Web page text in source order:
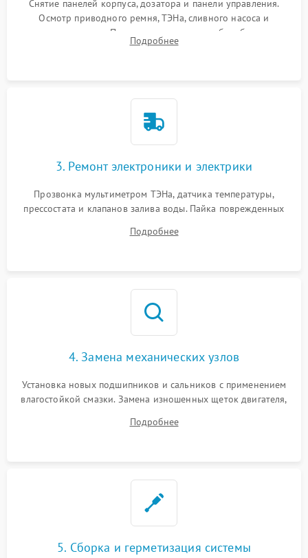
Снятие панелей корпуса, дозатора и панели управления.
Осмотр приводного ремня, ТЭНа, сливного насоса и
амортизаторов. Проверка подшипников барабана и
крестовины на износ, а манжеты люка на разрывы.
Подробнее
3. Ремонт электроники и электрики
Прозвонка мультиметром ТЭНа, датчика температуры,
прессостата и клапанов залива воды. Пайка поврежденных
Восстановление целостности проводки и контактов.
Подробнее
4. Замена механических узлов
Установка новых подшипников и сальников с применением
влагостойкой смазки. Замена изношенных щеток двигателя,
или поврежденной резиновой манжеты.
Подробнее
5. Сборка и герметизация системы